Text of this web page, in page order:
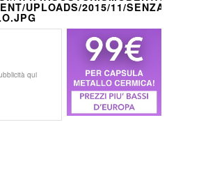
UPLOADS/2015/11/SENZA-
qui